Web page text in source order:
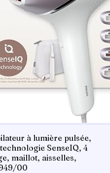
à lumière pulsée,
SenseIQ, 4
maillot, aisselles,
00